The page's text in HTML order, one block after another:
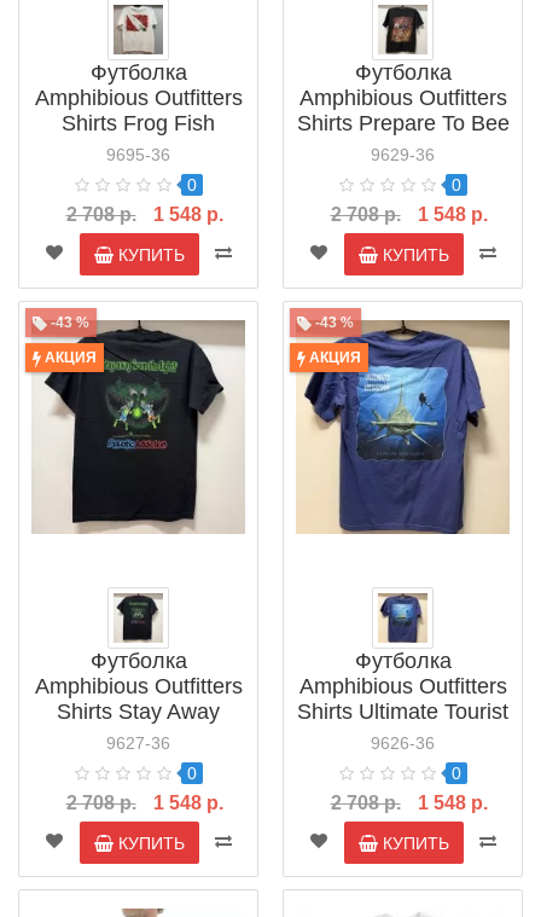
Футболка
Amphibious Outfitters
Shirts Frog Fish
9695-36
0
2 708 р. 1 548 р.
КУПИТЬ
Футболка
Amphibious Outfitters
Shirts Prepare To Bee
Boarder
9629-36
0
2 708 р. 1 548 р.
КУПИТЬ
-43 %
АКЦИЯ
Футболка
Amphibious Outfitters
Shirts Stay Away
From The Light
9627-36
0
2 708 р. 1 548 р.
КУПИТЬ
-43 %
АКЦИЯ
Футболка
Amphibious Outfitters
Shirts Ultimate Tourist
Attraction
9626-36
0
2 708 р. 1 548 р.
КУПИТЬ